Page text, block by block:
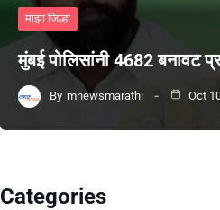
माझा जिल्हा
मुंबई पोलिसांनी 4682 बनावट
By mnewsmarathi Oct
Categories